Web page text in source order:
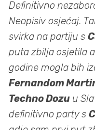
Definitivno
Neopisiv osjećaj.
svirka na partiju s
puta zbilja osjetila
godine mogla bih
Fernandom
Techno Dozu u
definitivno party s